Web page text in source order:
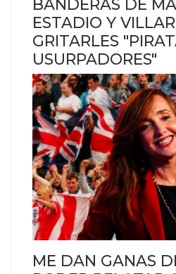
BANDERAS DE
ESTADIO Y
GRITARLES
USURPADORES"
ME DAN GANAS